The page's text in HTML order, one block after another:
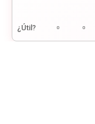
¿Útil? 0 0